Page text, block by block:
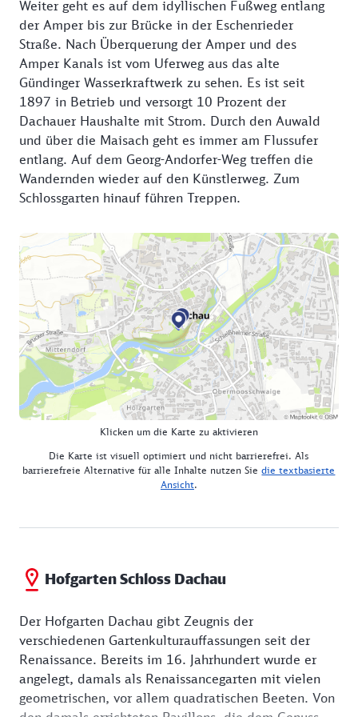
Langhammer gründeten die „Neue Dachauer Schule“.
Dachau wurde zu einem auch überregional
bekannten Zentrum der Landschaftsmalerei.
Rundweg
Start und Ziel Rathausterrasse Dachau
Weiter geht es auf dem idyllischen Fußweg entlang
der Amper bis zur Brücke in der Eschenrieder
Straße. Nach Überquerung der Amper und des
Amper Kanals ist vom Uferweg aus das alte
Gündinger Wasserkraftwerk zu sehen. Es ist seit
1897 in Betrieb und versorgt 10 Prozent der
Dachauer Haushalte mit Strom. Durch den Auwald
und über die Maisach geht es immer am Flussufer
entlang. Auf dem Georg-Andorfer-Weg treffen die
Wandernden wieder auf den Künstlerweg. Zum
Schlossgarten hinauf führen Treppen.
Klicken um die Karte zu aktivieren
Die Karte ist visuell optimiert und nicht barrierefrei. Als
barrierefreie Alternative für alle Inhalte nutzen Siedie textbasierte
Ansicht.
Hofgarten Schloss Dachau
Der Hofgarten Dachau gibt Zeugnis der
verschiedenen Gartenkulturauffassungen seit der
Renaissance. Bereits im 16. Jahrhundert wurde er
angelegt, damals als Renaissancegarten mit vielen
geometrischen, vor allem quadratischen Beeten. Von